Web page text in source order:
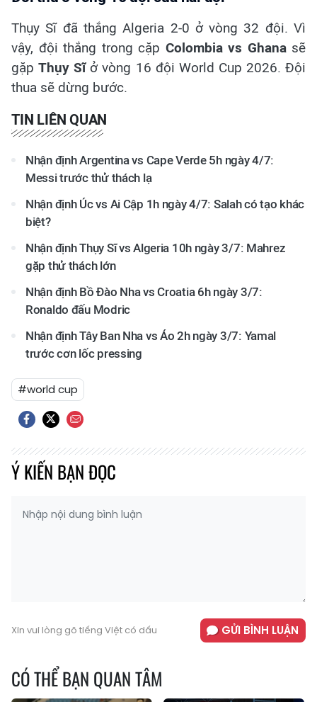
Thụy Sĩ đã thắng Algeria 2-0 ở vòng 32 đội. Vì
vậy, đội thắng trong cặp Colombia vs Ghanasẽ
gặpThụy Sĩở vòng 16 đội World Cup 2026. Đội
thua sẽ dừng bước.
TIN LIÊN QUAN
Nhận định Argentina vs Cape Verde 5h ngày 4/7:
Messi trước thử thách lạ
Nhận định Úc vs Ai Cập 1h ngày 4/7: Salah có tạo khác
biệt?
Nhận định Thụy Sĩ vs Algeria 10h ngày 3/7: Mahrez
gặp thử thách lớn
Nhận định Bồ Đào Nha vs Croatia 6h ngày 3/7:
Ronaldo đấu Modric
Nhận định Tây Ban Nha vs Áo 2h ngày 3/7: Yamal
trước cơn lốc pressing
#world cup
Ý KIẾN BẠN ĐỌC
Xin vui lòng gõ tiếng Việt có dấu GỬI BÌNH LUẬN
CÓ THỂ BẠN QUAN TÂM